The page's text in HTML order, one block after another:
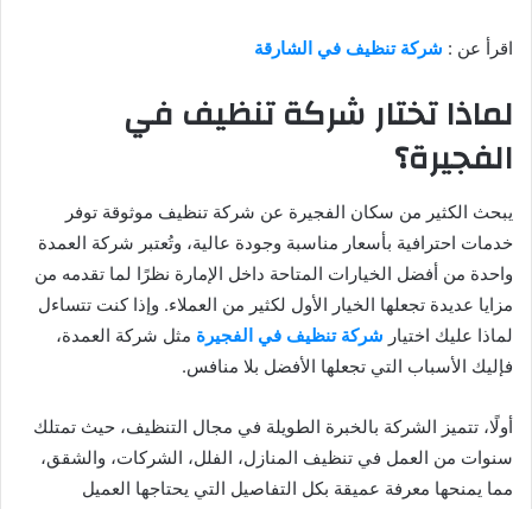
اقرأ عن : شركة تنظيف في الشارقة
لماذا تختار شركة تنظيف في
الفجيرة؟
يبحث الكثير من سكان الفجيرة عن شركة تنظيف موثوقة توفر
خدمات احترافية بأسعار مناسبة وجودة عالية، وتُعتبر شركة العمدة
واحدة من أفضل الخيارات المتاحة داخل الإمارة نظرًا لما تقدمه من
مزايا عديدة تجعلها الخيار الأول لكثير من العملاء. وإذا كنت تتساءل
لماذا عليك اختيار شركة تنظيف في الفجيرة مثل شركة العمدة،
فإليك الأسباب التي تجعلها الأفضل بلا منافس.
أولًا، تتميز الشركة بالخبرة الطويلة في مجال التنظيف، حيث تمتلك
سنوات من العمل في تنظيف المنازل، الفلل، الشركات، والشقق،
مما يمنحها معرفة عميقة بكل التفاصيل التي يحتاجها العميل